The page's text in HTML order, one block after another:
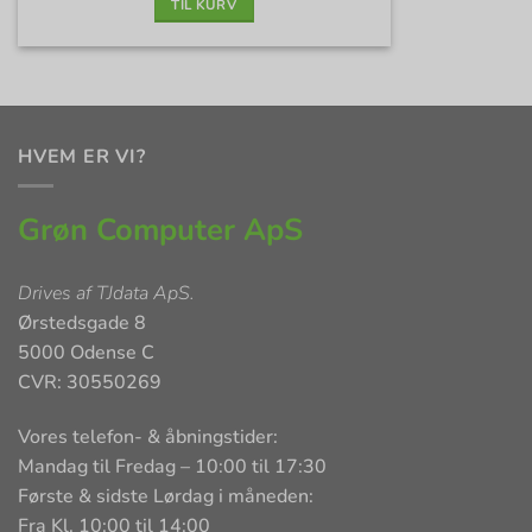
TIL KURV
HVEM ER VI?
Grøn Computer ApS
Drives afTJdata ApS.
Ørstedsgade 8
5000 Odense C
CVR: 30550269
Vores telefon- & åbningstider:
Mandag til Fredag – 10:00 til 17:30
Første & sidste Lørdag i måneden:
Fra Kl. 10:00 til 14:00